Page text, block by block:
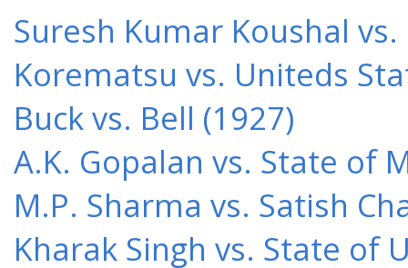
Suresh Kumar Koushal
Korematsu vs. Uniteds
Buck vs. Bell (1927)
A.K. Gopalan vs. State of
M.P. Sharma vs. Satish
Kharak Singh vs. State of